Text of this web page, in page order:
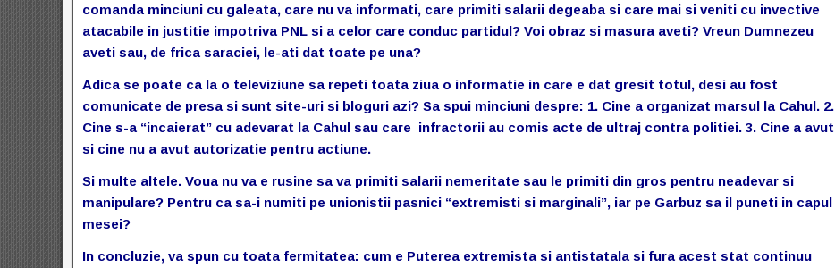
comanda minciuni cu galeata, care nu va informati, care primiti salarii degeaba si care mai si veniti cu invective
atacabile in justitie impotriva PNL si a celor care conduc partidul? Voi obraz si masura aveti? Vreun Dumnezeu
aveti sau, de frica saraciei, le-ati dat toate pe una?
Adica se poate ca la o televiziune sa repeti toata ziua o informatie in care e dat gresit totul, desi au fost
comunicate de presa si sunt site-uri si bloguri azi? Sa spui minciuni despre: 1. Cine a organizat marsul la Cahul. 2.
Cine s-a “incaierat” cu adevarat la Cahul sau care infractorii au comis acte de ultraj contra politiei. 3. Cine a avut
si cine nu a avut autorizatie pentru actiune.
Si multe altele. Voua nu va e rusine sa va primiti salarii nemeritate sau le primiti din gros pentru neadevar si
manipulare? Pentru ca sa-i numiti pe unionistii pasnici “extremisti si marginali”, iar pe Garbuz sa il puneti in capul
mesei?
In concluzie, va spun cu toata fermitatea: cum e Puterea extremista si antistatala si fura acest stat continuu